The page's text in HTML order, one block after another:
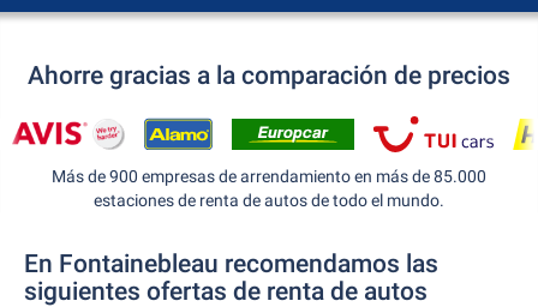
Ahorre gracias a la comparación de precios
Más de 900 empresas de arrendamiento en más de 85.000
estaciones de renta de autos de todo el mundo.
En Fontainebleau recomendamos las
siguientes ofertas de renta de autos